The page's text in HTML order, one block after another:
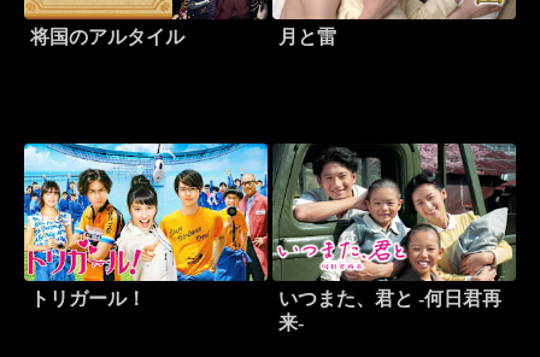
将国のアルタイル 月と雷
トリガール！
いつまた、君と -何日君再
来-